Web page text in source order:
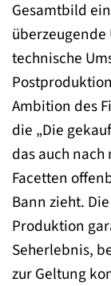
Gesamtbild
überzeugende
technische
Ambition des
die „Die
das auch
Facetten
Bann zieht.
Produktion
Seherlebnis,
zur Geltung